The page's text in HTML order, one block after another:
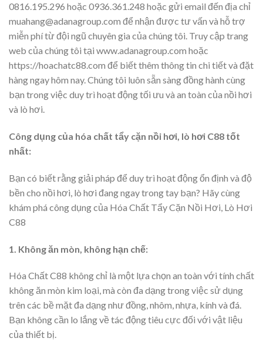
0816.195.296 hoặc 0936.361.248 hoặc gửi email đến địa chỉ
muahang@adanagroup.com để nhận được tư vấn và hỗ trợ
miễn phí từ đội ngũ chuyên gia của chúng tôi. Truy cập trang
web của chúng tôi tại www.adanagroup.com hoặc
https://hoachatc88.com để biết thêm thông tin chi tiết và đặt
hàng ngay hôm nay. Chúng tôi luôn sẵn sàng đồng hành cùng
bạn trong việc duy trì hoạt động tối ưu và an toàn của nồi hơi
và lò hơi.
Công dụng của hóa chất tẩy cặn nồi hơi, lò hơi C88 tốt
nhất:
Bạn có biết rằng giải pháp để duy trì hoạt động ổn định và độ
bền cho nồi hơi, lò hơi đang ngay trong tay bạn? Hãy cùng
khám phá công dụng của Hóa Chất Tẩy Cặn Nồi Hơi, Lò Hơi
C88
1. Không ăn mòn, không hạn chế:
Hóa Chất C88 không chỉ là một lựa chọn an toàn với tính chất
không ăn mòn kim loại, mà còn đa dạng trong việc sử dụng
trên các bề mặt đa dạng như đồng, nhôm, nhựa, kính và đá.
Bạn không cần lo lắng về tác động tiêu cực đối với vật liệu
của thiết bị.